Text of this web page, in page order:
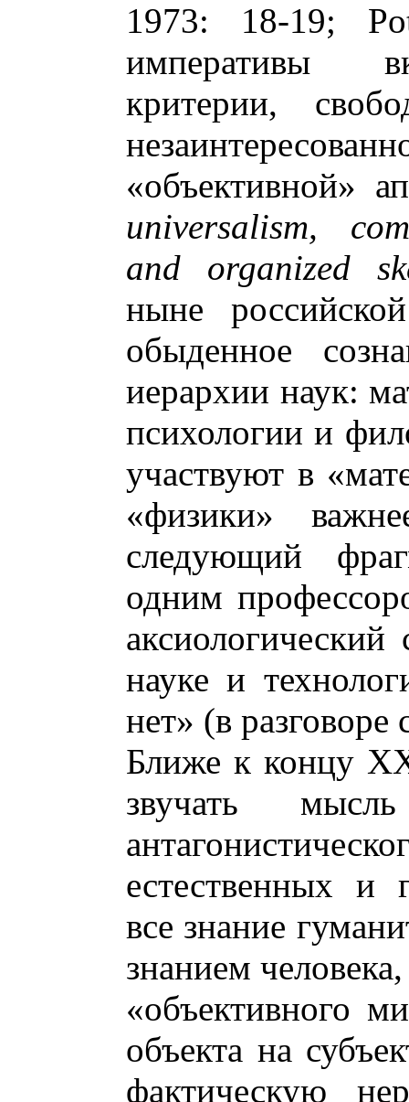
1973: 18-19;
императивы
критерии,
«объективной»
universalism,
and organized
ныне
обыденное
иерархии наук:
психологии и
участвуют в
«физики»
следующий
одним
науке и
нет» (в
Ближе к концу
звучать
естественных и
все знание
знанием
«объективного
объекта на
фактическую